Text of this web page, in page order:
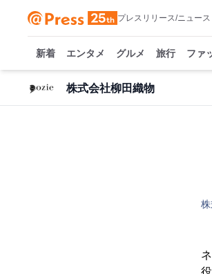
プレスリリース/ニュー
新着 エンタメ グルメ 旅行 ファ
株式会社柳田織物